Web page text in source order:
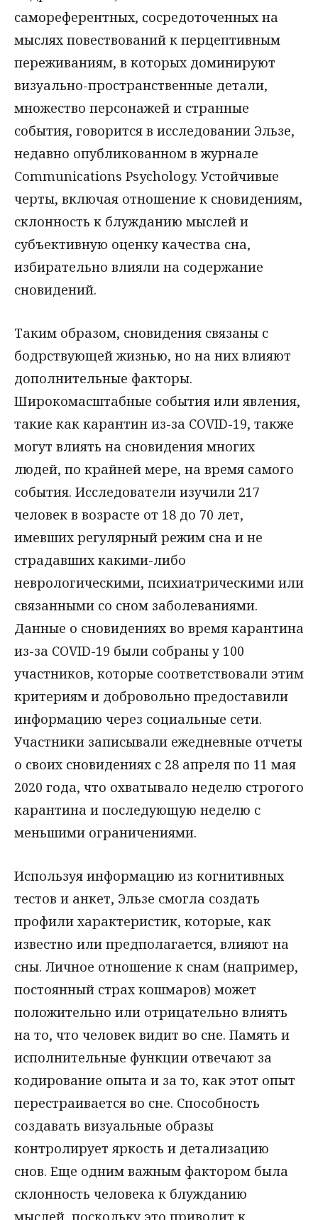
самореферентных, сосредоточенных на
мыслях повествований к перцептивным
переживаниям, в которых доминируют
визуально-пространственные детали,
множество персонажей и странные
события, говорится в исследовании Эльзе,
недавно опубликованном в журнале
Communications Psychology. Устойчивые
черты, включая отношение к сновидениям,
склонность к блужданию мыслей и
субъективную оценку качества сна,
избирательно влияли на содержание
сновидений.
Таким образом, сновидения связаны с
бодрствующей жизнью, но на них влияют
дополнительные факторы.
Широкомасштабные события или явления,
такие как карантин из-за COVID-19, также
могут влиять на сновидения многих
людей, по крайней мере, на время самого
события. Исследователи изучили 217
человек в возрасте от 18 до 70 лет,
имевших регулярный режим сна и не
страдавших какими-либо
неврологическими, психиатрическими или
связанными со сном заболеваниями.
Данные о сновидениях во время карантина
из-за COVID-19 были собраны у 100
участников, которые соответствовали этим
критериям и добровольно предоставили
информацию через социальные сети.
Участники записывали ежедневные отчеты
о своих сновидениях с 28 апреля по 11 мая
2020 года, что охватывало неделю строгого
карантина и последующую неделю с
меньшими ограничениями.
Используя информацию из когнитивных
тестов и анкет, Эльзе смогла создать
профили характеристик, которые, как
известно или предполагается, влияют на
сны. Личное отношение к снам (например,
постоянный страх кошмаров) может
положительно или отрицательно влиять
на то, что человек видит во сне. Память и
исполнительные функции отвечают за
кодирование опыта и за то, как этот опыт
перестраивается во сне. Способность
создавать визуальные образы
контролирует яркость и детализацию
снов. Еще одним важным фактором была
склонность человека к блужданию
мыслей, поскольку это приводит к